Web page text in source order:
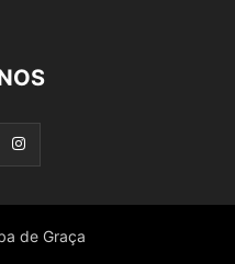
de Graça